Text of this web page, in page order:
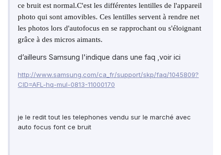
ce bruit est normal.C'est les différentes lentilles de l'appareil
photo qui sont amovibles. Ces lentilles servent à rendre net
les photos lors d'autofocus en se rapprochant ou s'éloignant
grâce à des micros aimants.
​d’ailleurs Samsung l'indique dans une faq ,voir ici
http://www.samsung.com/ca_fr/support/skp/faq/1045809?
CID=AFL-hq-mul-0813-11000170
je le redit tout les telephones vendu sur le marché avec
auto focus font ce bruit